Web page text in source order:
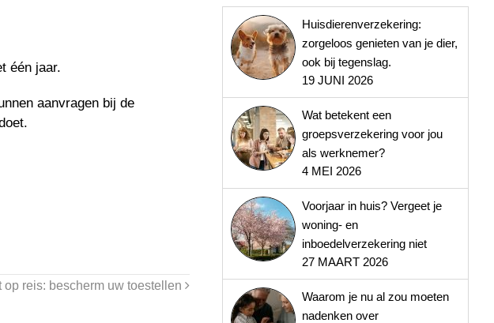
één jaar.
aanvragen bij de
reis: bescherm uw toestellen
Huisdierenverzekering:
zorgeloos genieten van je dier,
ook bij tegenslag.
19 JUNI 2026
Wat betekent een
groepsverzekering voor jou
als werknemer?
4 MEI 2026
Voorjaar in huis? Vergeet je
woning- en
inboedelverzekering niet
27 MAART 2026
Waarom je nu al zou moeten
nadenken over